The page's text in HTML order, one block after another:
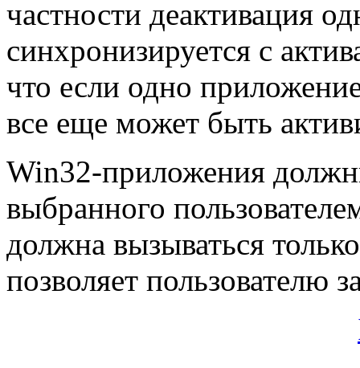
частности деактивация
синхронизируется с
что если одно
все еще может быть
Win32-приложения
выбранного
должна вызываться
позволяет пользователю